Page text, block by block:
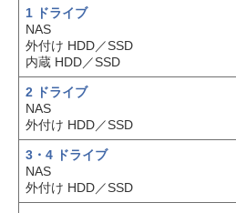
1 ドライブ
NAS
外付け HDD／SSD
内蔵 HDD／SSD
2 ドライブ
NAS
外付け HDD／SSD
3・4 ドライブ
NAS
外付け HDD／SSD